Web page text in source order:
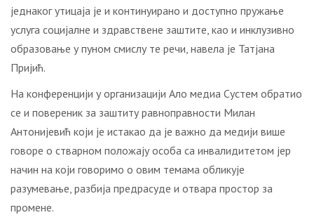
једнаког утицаја је и континуирано и доступно пружање
услуга социјалне и здравствене заштите, као и инклузивно
образовање у пуном смислу те речи, навела је Татјана
Пријић.
На конференцији у организацији Ало медиа Сyстем обратио
се и повереник за заштиту равноправности Милан
Антонијевић који је истакао да је важно да медији више
говоре о стварном положају особа са инвалидитетом јер
начин на који говоримо о овим темама обликује
разумевање, разбија предрасуде и отвара простор за
промене.